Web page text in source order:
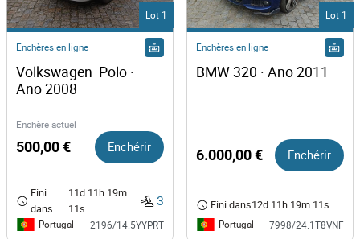
Lot 1
Enchères en ligne
Volkswagen  Polo ·
Ano 2008
Enchère actuel
500,00 € Enchérir
Fini
dans
11d 11h 19m
11s
3
Portugal 2196/14.5YYPRT
Lot 1
Enchères en ligne
BMW 320 · Ano 2011
6.000,00 € Enchérir
Fini dans12d 11h 19m 11s
Portugal 7998/24.1T8VNF